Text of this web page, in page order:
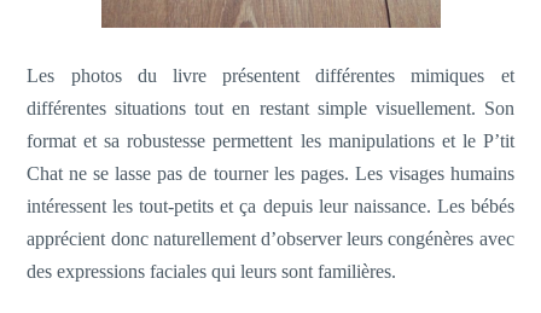
Les photos du livre présentent différentes mimiques et
différentes situations tout en restant simple visuellement. Son
format et sa robustesse permettent les manipulations et le P’tit
Chat ne se lasse pas de tourner les pages. Les visages humains
intéressent les tout-petits et ça depuis leur naissance. Les bébés
apprécient donc naturellement d’observer leurs congénères avec
des expressions faciales qui leurs sont familières.